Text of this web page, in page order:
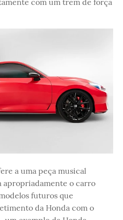
com um trem de força
a uma peça musical
o carro
futuros que
da Honda com o